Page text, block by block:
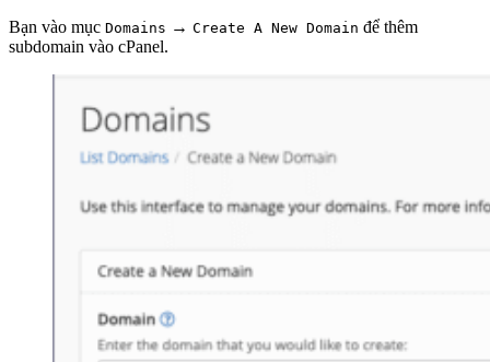
Bạn vào mục Domains → Create A New Domain để thêm
subdomain vào cPanel.